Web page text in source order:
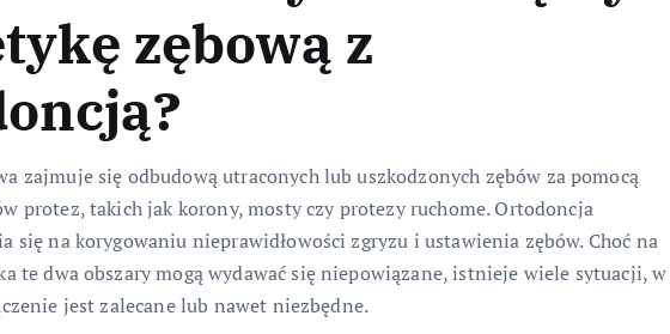
zębową z
zajmuje się odbudową utraconych lub uszkodzonych zębów za pomocą
protez, takich jak korony, mosty czy protezy ruchome. Ortodoncja
się na korygowaniu nieprawidłowości zgryzu i ustawienia zębów. Choć na
te dwa obszary mogą wydawać się niepowiązane, istnieje wiele sytuacji, w
jest zalecane lub nawet niezbędne.